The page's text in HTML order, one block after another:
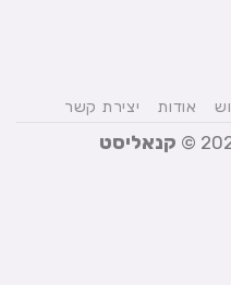
אודות יצירת קשר
קנאליסט